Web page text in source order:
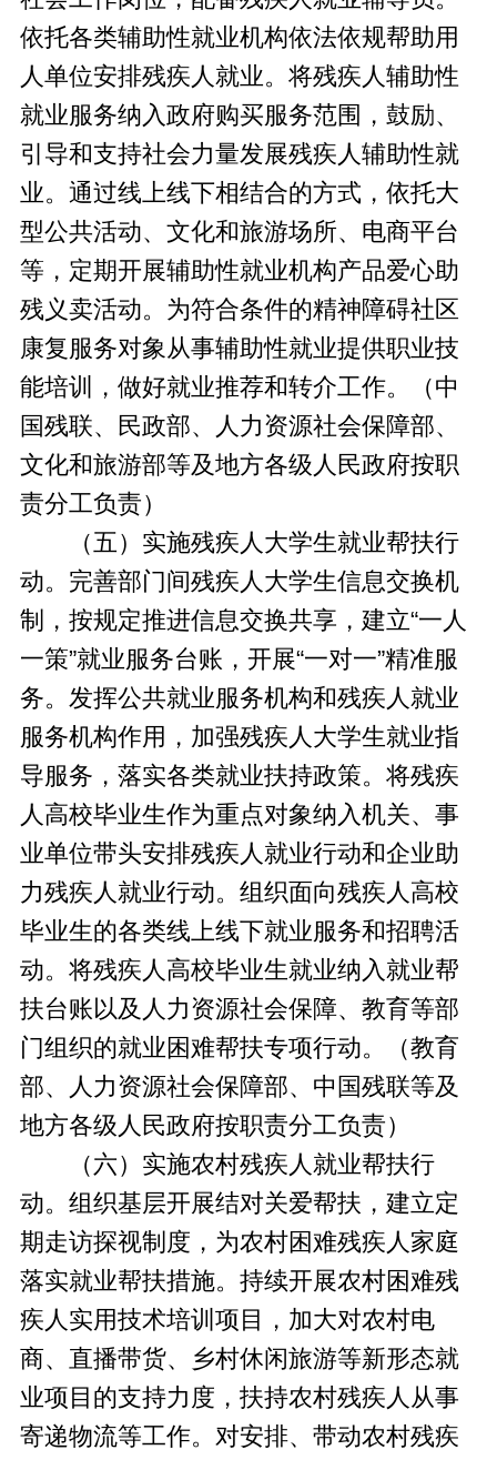
依托各类辅助性就业机构依法依规帮助用
人单位安排残疾人就业。将残疾人辅助性
就业服务纳入政府购买服务范围，鼓励、
引导和支持社会力量发展残疾人辅助性就
业。通过线上线下相结合的方式，依托大
型公共活动、文化和旅游场所、电商平台
等，定期开展辅助性就业机构产品爱心助
残义卖活动。为符合条件的精神障碍社区
康复服务对象从事辅助性就业提供职业技
能培训，做好就业推荐和转介工作。（中
国残联、民政部、人力资源社会保障部、
文化和旅游部等及地方各级人民政府按职
责分工负责）
（五）实施残疾人大学生就业帮扶行
动。完善部门间残疾人大学生信息交换机
制，按规定推进信息交换共享，建立“一人
一策”就业服务台账，开展“一对一”精准服
务。发挥公共就业服务机构和残疾人就业
服务机构作用，加强残疾人大学生就业指
导服务，落实各类就业扶持政策。将残疾
人高校毕业生作为重点对象纳入机关、事
业单位带头安排残疾人就业行动和企业助
力残疾人就业行动。组织面向残疾人高校
毕业生的各类线上线下就业服务和招聘活
动。将残疾人高校毕业生就业纳入就业帮
扶台账以及人力资源社会保障、教育等部
门组织的就业困难帮扶专项行动。（教育
部、人力资源社会保障部、中国残联等及
地方各级人民政府按职责分工负责）
（六）实施农村残疾人就业帮扶行
动。组织基层开展结对关爱帮扶，建立定
期走访探视制度，为农村困难残疾人家庭
落实就业帮扶措施。持续开展农村困难残
疾人实用技术培训项目，加大对农村电
商、直播带货、乡村休闲旅游等新形态就
业项目的支持力度，扶持农村残疾人从事
寄递物流等工作。对安排、带动农村残疾